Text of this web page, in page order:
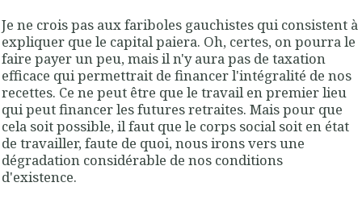
Je ne crois pas aux fariboles gauchistes qui consistent à
expliquer que le capital paiera. Oh, certes, on pourra le
faire payer un peu, mais il n'y aura pas de taxation
efficace qui permettrait de financer l'intégralité de nos
recettes. Ce ne peut être que le travail en premier lieu
qui peut financer les futures retraites. Mais pour que
cela soit possible, il faut que le corps social soit en état
de travailler, faute de quoi, nous irons vers une
dégradation considérable de nos conditions
d'existence.